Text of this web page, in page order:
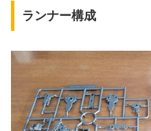
ランナー構成